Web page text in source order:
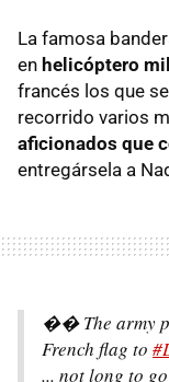
La famosa
en helicóptero
francés los que
recorrido varios
aficionados que
entregársela a
�� The army
French flag to
... not long to